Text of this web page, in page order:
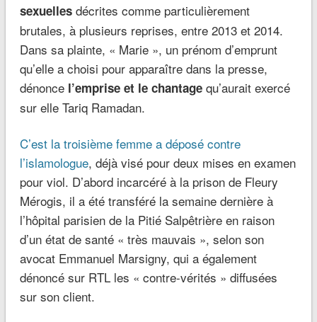
sexuellesdécrites comme particulièrement
brutales, à plusieurs reprises, entre 2013 et 2014.
Dans sa plainte, « Marie », un prénom d’emprunt
qu’elle a choisi pour apparaître dans la presse,
dénonce l’emprise et le chantagequ’aurait exercé
sur elle Tariq Ramadan.
C’est la troisième femme a déposé contre
l’islamologue, déjà visé pour deux mises en examen
pour viol. D’abord incarcéré à la prison de Fleury
Mérogis, il a été transféré la semaine dernière à
l’hôpital parisien de la Pitié Salpêtrière en raison
d’un état de santé « très mauvais », selon son
avocat Emmanuel Marsigny, qui a également
dénoncé sur RTL les « contre-vérités » diffusées
sur son client.